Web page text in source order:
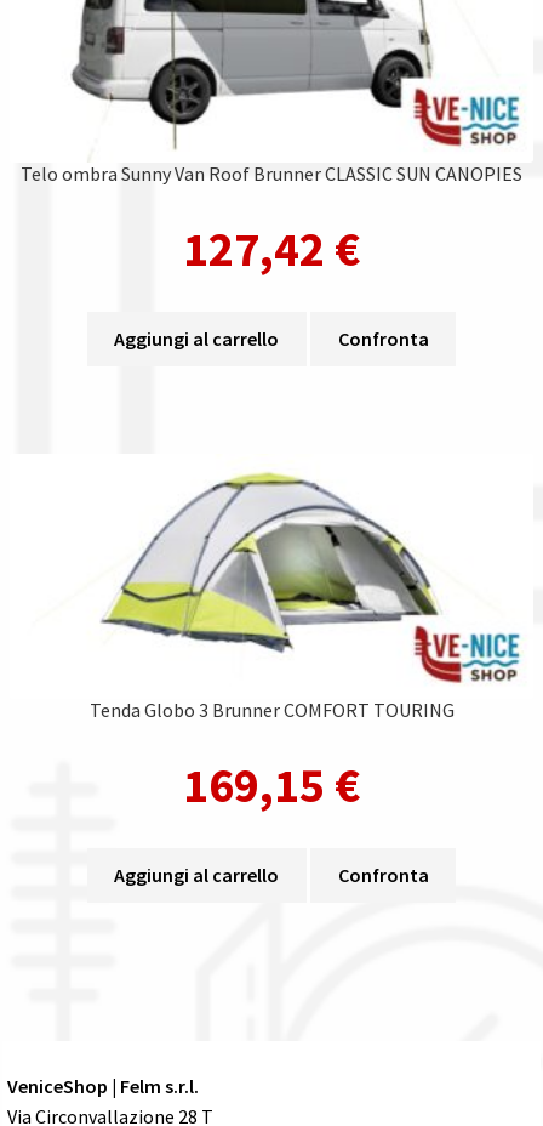
Telo ombra Sunny Van Roof Brunner CLASSIC SUN CANOPIES
127,42 €
Aggiungi al carrello Confronta
Tenda Globo 3 Brunner COMFORT TOURING
169,15 €
Aggiungi al carrello Confronta
VeniceShop | Felm s.r.l.
Via Circonvallazione 28 T